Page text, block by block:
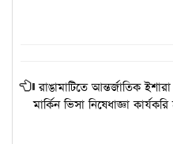
রাঙামাটিতে আন্তর্জাতিক
মার্কিন ভিসা নিষেধাজ্ঞা